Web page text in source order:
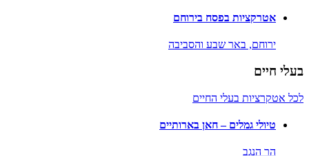
אטרקציות בפסח בירוחם
ירוחם, באר שבע והסביבה
בעלי חיים
לכל אטקרציות בעלי החיים
טיולי גמלים – חאן בארותיים
הר הנגב